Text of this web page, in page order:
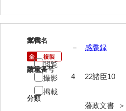
*10産業
*12宗教
*15用度
10
文書名
感牒録
請求番号
22諸臣10
分類
藩政文書 ＞
年代
－
数量
4
閲覧
撮影
掲載